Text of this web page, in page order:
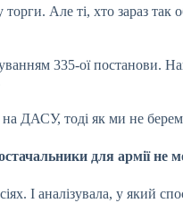
торги. Але ті, хто зараз
335-ої постанови.
ДАСУ, тоді як ми не
для армії не
І аналізувала, у який